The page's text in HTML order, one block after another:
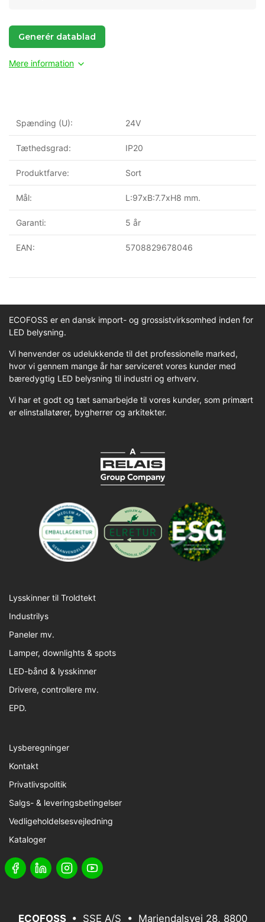
Generér datablad
Mere information
Spænding (U): 24V
Tæthedsgrad: IP20
Produktfarve: Sort
Mål: L:97xB:7.7xH8 mm.
Garanti: 5 år
EAN: 5708829678046
ECOFOSS er en dansk import- og grossistvirksomhed inden for
LED belysning.
Vi henvender os udelukkende til det professionelle marked,
hvor vi gennem mange år har serviceret vores kunder med
bæredygtig LED belysning til industri og erhverv.
Vi har et godt og tæt samarbejde til vores kunder, som primært
er elinstallatører, bygherrer og arkitekter.
Lysskinner til Troldtekt
Industrilys
Paneler mv.
Lamper, downlights & spots
LED-bånd & lysskinner
Drivere, controllere mv.
EPD.
Lysberegninger
Kontakt
Privatlivspolitik
Salgs- & leveringsbetingelser
Vedligeholdelsesvejledning
Kataloger
ECOFOSS • SSE A/S • Mariendalsvej 28, 8800